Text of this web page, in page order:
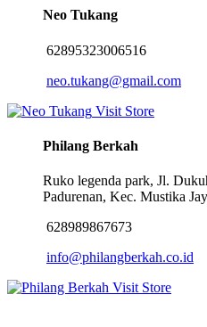
Neo Tukang
62895323006516
neo.tukang@gmail.com
Visit Store
Philang Berkah
Ruko legenda park, Jl.
Padurenan, Kec. Mustika
628989867673
info@philangberkah.co.id
Visit Store